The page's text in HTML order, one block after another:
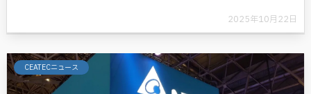
2025年10月22日
CEATECニュース